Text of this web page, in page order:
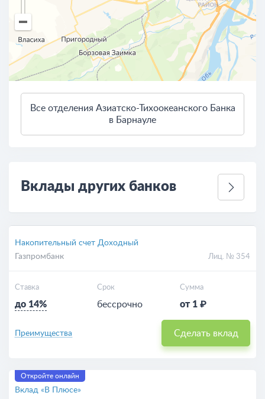
Все отделения Азиатско-Тихоокеанского Банка
в Барнауле
Вклады других банков
Накопительный счет Доходный
Газпромбанк
Лиц. № 354
Ставка
до 14%
Срок
бессрочно
Сумма
от 1 ₽
Преимущества Сделать вклад
Откройте онлайн
Вклад «В Плюсе»